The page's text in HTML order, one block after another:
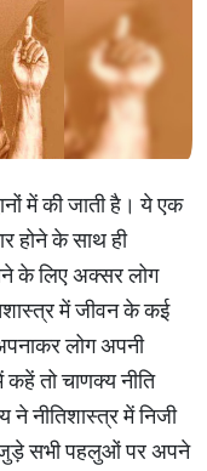
में की जाती है। ये एक
होने के साथ ही
के लिए अक्सर लोग
में जीवन के कई
लोग अपनी
कहें तो चाणक्य नीति
ने नीतिशास्त्र में निजी
जुड़े सभी पहलुओं पर अपने